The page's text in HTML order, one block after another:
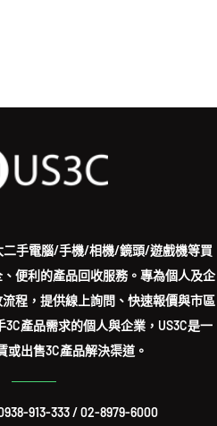
二手電腦/手機/相機/鏡頭/遊戲機等買
便利的產品回收服務。專為個人及企
程，提供線上詢問、快速報價與市區
產品需求的個人與企業，US3C是一
或出售3C產品解決渠道。
913-333/02-8979-6000